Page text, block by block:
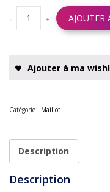
- + AJOUTER
Ajouter à ma
Catégorie : Maillot
Description
Description